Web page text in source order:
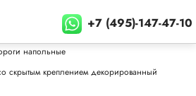
+7 (495)-147-47-10
напольные
скрытым креплением декорированный